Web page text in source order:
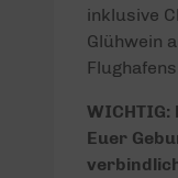
inklusive
Glühwein
Flughafens.
Euer